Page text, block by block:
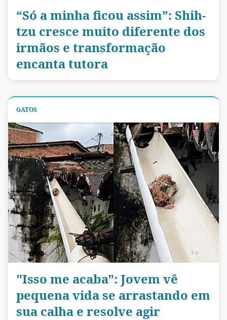
“Só a minha ficou assim”: Shih-
tzu cresce muito diferente dos
irmãos e transformação
encanta tutora
GATOS
"Isso me acaba": Jovem vê
pequena vida se arrastando em
sua calha e resolve agir